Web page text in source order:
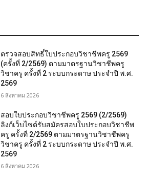
ตรวจสอบสิทธิ์ใบประกอบวิชาชีพครู 2569
(ครั้งที่ 2/2569) ตามมาตรฐานวิชาชีพครู
วิชาครู ครั้งที่ 2 ระบบกระดาษ ประจำปี พ.ศ.
2569
6 สิงหาคม 2026
สอบใบประกอบวิชาชีพครู 2569 (2/2569)
ลิงก์เว็บไซต์รับสมัครสอบใบประกอบวิชาชีพ
ครู ครั้งที่ 2/2569 ตามมาตรฐานวิชาชีพครู
วิชาครู ครั้งที่ 2 ระบบกระดาษ ประจำปี พ.ศ.
2569
6 สิงหาคม 2026